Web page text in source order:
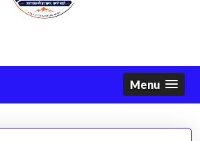
Menu